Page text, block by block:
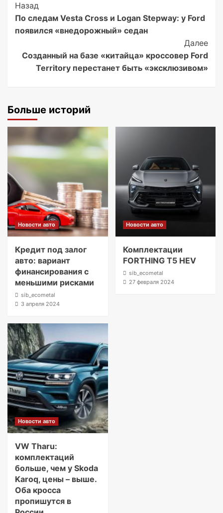
Post
Navigation
Назад
По следам Vesta Cross и Logan Stepway: у Ford
появился «внедорожный» седан
Далее
Созданный на базе «китайца» кроссовер Ford
Territory перестанет быть «эксклюзивом»
Больше историй
Новости авто
Кредит под залог
авто: вариант
финансирования с
меньшими рисками
sib_ecometal
3 апреля 2024
Новости авто
Комплектации
FORTHING T5 HEV
sib_ecometal
27 февраля 2024
Новости авто
VW Tharu:
комплектаций
больше, чем у Skoda
Karoq, цены – выше.
Оба кросса
пропишутся в